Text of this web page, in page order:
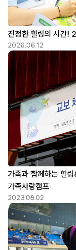
진정한 힐링의 시간!
2026.06.12
가족과 함께하는 힐
가족사랑캠프
2023.08.02